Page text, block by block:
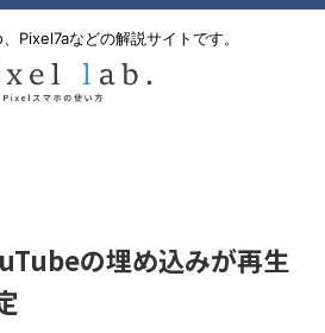
Pixel7aなどの解説サイトです。
の埋め込みが再生